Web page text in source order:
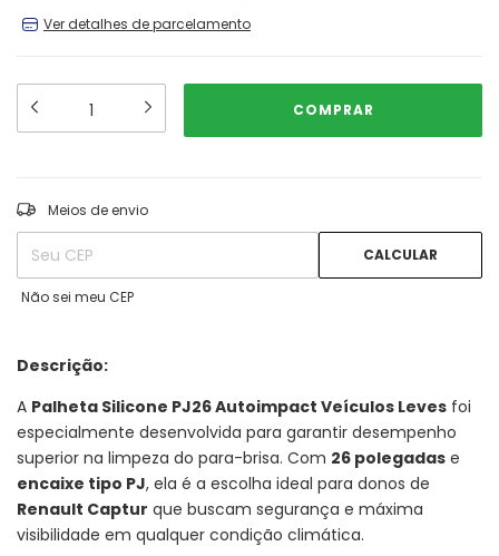
Ver detalhes de parcelamento
Entregas para o CEP:
Meios de envio
CALCULAR
Não sei meu CEP
Descrição:
A Palheta Silicone PJ26 Autoimpact Veículos Leves foi
especialmente desenvolvida para garantir desempenho
superior na limpeza do para-brisa. Com 26 polegadas e
encaixe tipo PJ, ela é a escolha ideal para donos de
Renault Captur que buscam segurança e máxima
visibilidade em qualquer condição climática.